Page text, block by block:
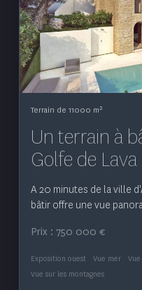
Terrain de 11000 m2
Un terrain à
Golfe de Lava
A 20 minutes de la ville
bâtir offre une vue
Prix : 750 000 €
Exposition ouest Vue mer
Vue sur les montagnes